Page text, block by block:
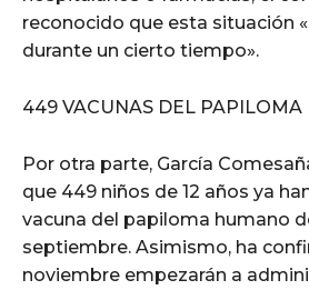
reconocido que esta situación
durante un cierto tiempo».
449 VACUNAS DEL PAPILOMA
Por otra parte, García
que 449 niños de 12 años ya
vacuna del papiloma humano
septiembre. Asimismo, ha
noviembre empezarán a